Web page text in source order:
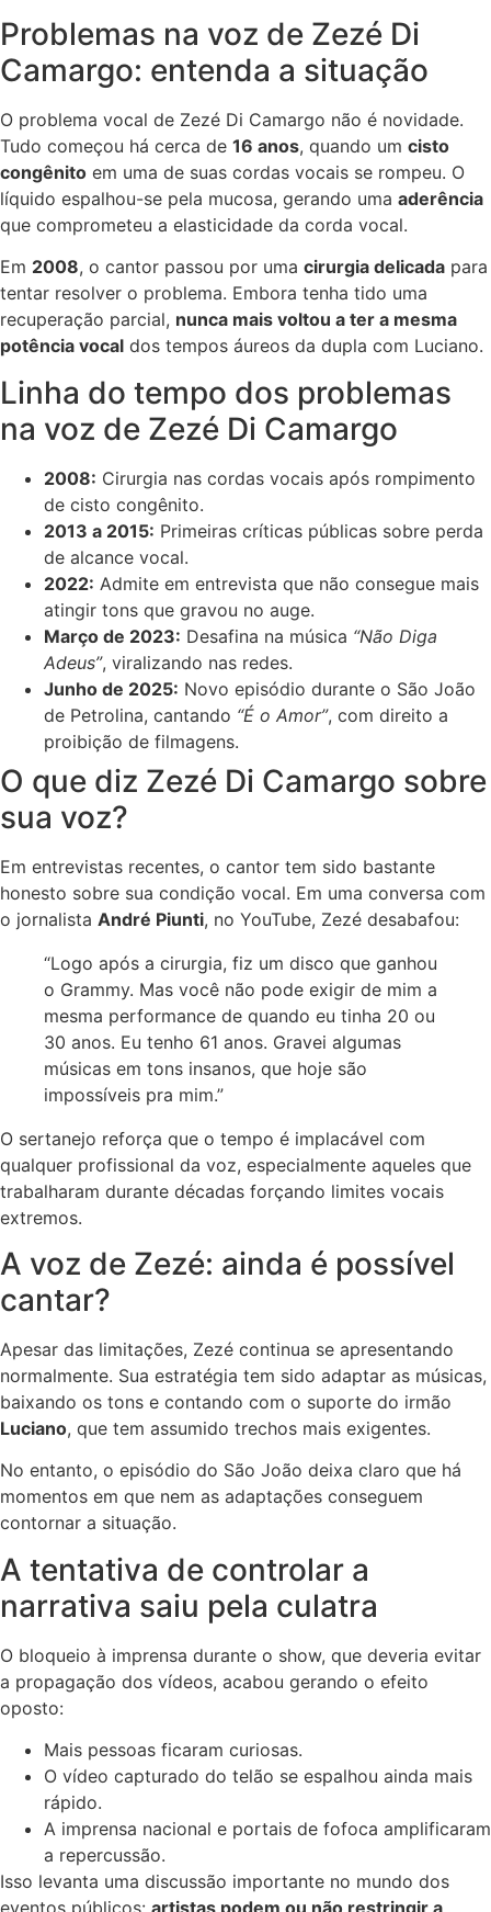
Problemas na voz de Zezé Di
Camargo: entenda a situação
O problema vocal de Zezé Di Camargo não é novidade.
Tudo começou há cerca de 16 anos, quando um cisto
congênito em uma de suas cordas vocais se rompeu. O
líquido espalhou-se pela mucosa, gerando uma aderência
que comprometeu a elasticidade da corda vocal.
Em 2008, o cantor passou por uma cirurgia delicada para
tentar resolver o problema. Embora tenha tido uma
recuperação parcial, nunca mais voltou a ter a mesma
potência vocal dos tempos áureos da dupla com Luciano.
Linha do tempo dos problemas
na voz de Zezé Di Camargo
2008: Cirurgia nas cordas vocais após rompimento
de cisto congênito.
2013 a 2015: Primeiras críticas públicas sobre perda
de alcance vocal.
2022: Admite em entrevista que não consegue mais
atingir tons que gravou no auge.
Março de 2023: Desafina na música “Não Diga
Adeus”, viralizando nas redes.
Junho de 2025: Novo episódio durante o São João
de Petrolina, cantando “É o Amor”, com direito a
proibição de filmagens.
O que diz Zezé Di Camargo sobre
sua voz?
Em entrevistas recentes, o cantor tem sido bastante
honesto sobre sua condição vocal. Em uma conversa com
o jornalista André Piunti, no YouTube, Zezé desabafou:
“Logo após a cirurgia, fiz um disco que ganhou
o Grammy. Mas você não pode exigir de mim a
mesma performance de quando eu tinha 20 ou
30 anos. Eu tenho 61 anos. Gravei algumas
músicas em tons insanos, que hoje são
impossíveis pra mim.”
O sertanejo reforça que o tempo é implacável com
qualquer profissional da voz, especialmente aqueles que
trabalharam durante décadas forçando limites vocais
extremos.
A voz de Zezé: ainda é possível
cantar?
Apesar das limitações, Zezé continua se apresentando
normalmente. Sua estratégia tem sido adaptar as músicas,
baixando os tons e contando com o suporte do irmão
Luciano, que tem assumido trechos mais exigentes.
No entanto, o episódio do São João deixa claro que há
momentos em que nem as adaptações conseguem
contornar a situação.
A tentativa de controlar a
narrativa saiu pela culatra
O bloqueio à imprensa durante o show, que deveria evitar
a propagação dos vídeos, acabou gerando o efeito
oposto:
Mais pessoas ficaram curiosas.
O vídeo capturado do telão se espalhou ainda mais
rápido.
A imprensa nacional e portais de fofoca amplificaram
a repercussão.
Isso levanta uma discussão importante no mundo dos